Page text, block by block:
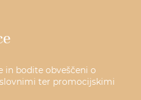
in bodite obveščeni o
ter promocijskimi